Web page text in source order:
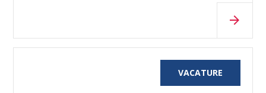
VACATURE